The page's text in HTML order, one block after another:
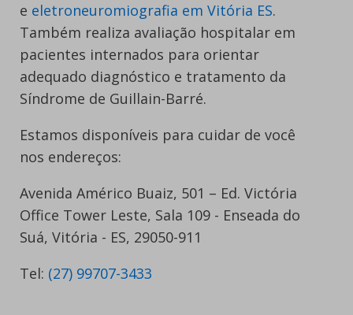
e eletroneuromiografia em Vitória ES.
Também realiza avaliação hospitalar em
pacientes internados para orientar
adequado diagnóstico e tratamento da
Síndrome de Guillain-Barré.
Estamos disponíveis para cuidar de você
nos endereços:
Avenida Américo Buaiz, 501 – Ed. Victória
Office Tower Leste, Sala 109 - Enseada do
Suá, Vitória - ES, 29050-911
Tel: (27) 99707-3433